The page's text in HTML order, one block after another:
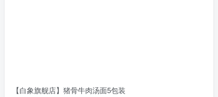
【白象旗舰店】猪骨牛肉汤面5包装